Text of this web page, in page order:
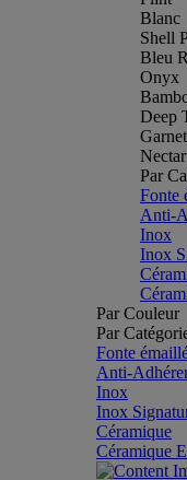
Blanc
Shell
Bleu
Onyx
Deep
Garnet
Nectar
Par
Fonte
Anti-
Inox
Inox
Par Couleur
Par
Fonte
Anti-
Inox
Inox
Céramique
Céramique